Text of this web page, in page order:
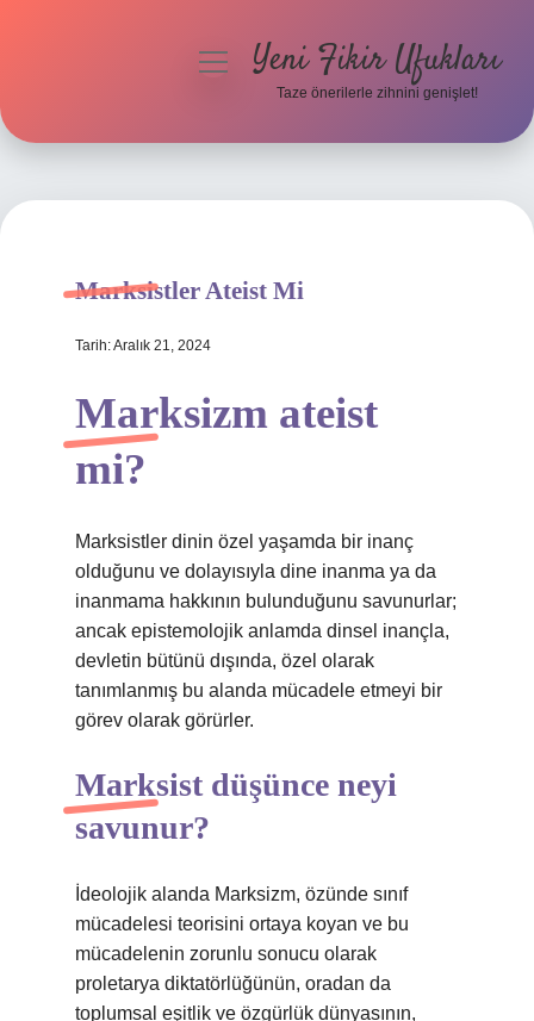
Hakkımızda
menüyüYeni Fikir Ufukları
Taze önerilerle zihnini genişlet!
Marksistler Ateist Mi
Tarih: Aralık 21, 2024
Marksizm ateist
mi?
Marksistler dinin özel yaşamda bir inanç
olduğunu ve dolayısıyla dine inanma ya da
inanmama hakkının bulunduğunu savunurlar;
ancak epistemolojik anlamda dinsel inançla,
devletin bütünü dışında, özel olarak
tanımlanmış bu alanda mücadele etmeyi bir
görev olarak görürler.
Marksist düşünce neyi
savunur?
İdeolojik alanda Marksizm, özünde sınıf
mücadelesi teorisini ortaya koyan ve bu
mücadelenin zorunlu sonucu olarak
proletarya diktatörlüğünün, oradan da
toplumsal eşitlik ve özgürlük dünyasının,